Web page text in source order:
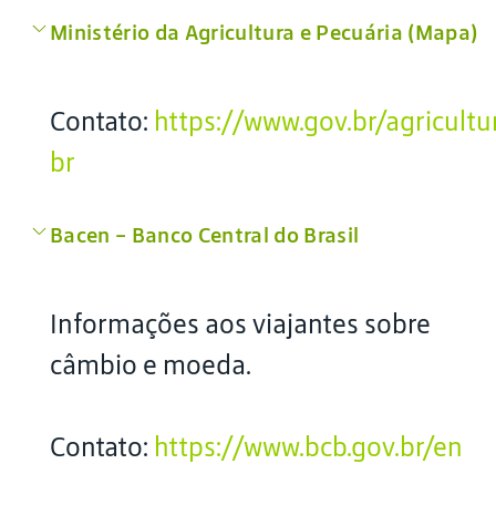
Ministério da Agricultura e Pecuária (Mapa)
Contato: https://www.gov.br/
br
Bacen – Banco Central do Brasil
Informações aos viajantes sobre
câmbio e moeda.
Contato: https://www.bcb.gov.br/en